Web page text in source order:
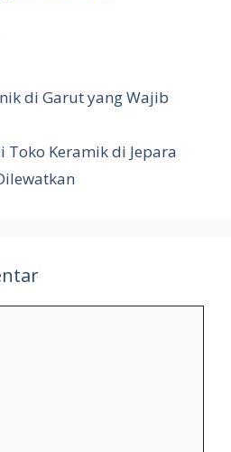
di Garut yang Wajib
Toko Keramik di Jepara